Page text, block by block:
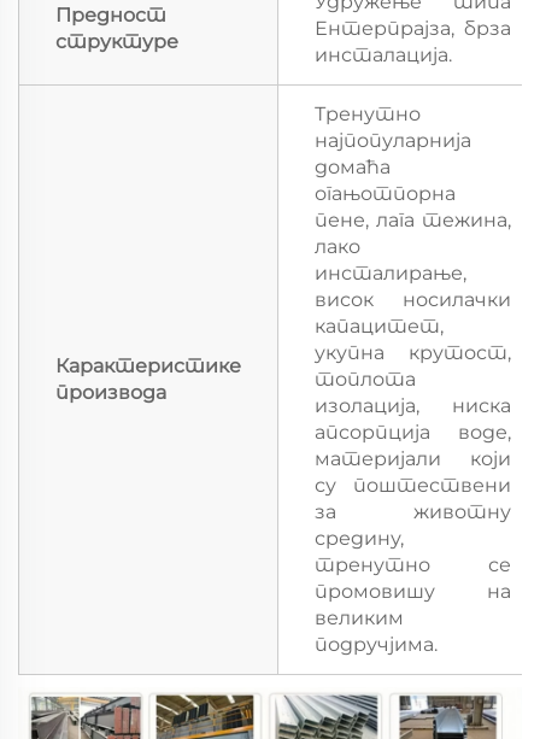
Предност
структуре
Ентерпрајза, брза
инсталација.
Карактеристике
производа
Тренутно
најпопуларнија
домаћа
огањотпорна
пене, лага тежина,
лако
инсталирање,
висок носилачки
капацитет,
укупна крутост,
топлота
изолација, ниска
апсорпција воде,
материјали који
су поштествени
за животну
средину,
тренутно се
промовишу на
великим
подручјима.